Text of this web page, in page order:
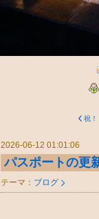
祝！
2026-06-12 01:01:06
パスポートの更
テーマ： ブログ